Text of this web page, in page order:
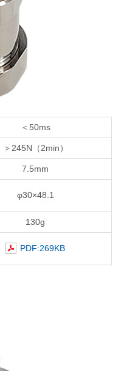
＜50ms
＞245N（2min）
7.5mm
φ30×48.1
130g
PDF:269KB